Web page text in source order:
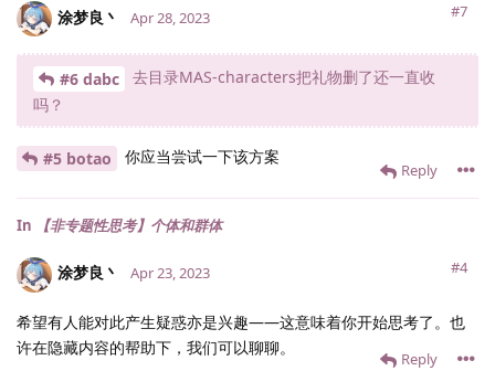
涂梦良丶 #7
Apr 28, 2023
#6 dabc
去目录MAS-characters把礼物删了还一直收
吗？
#5 botao 你应当尝试一下该方案
Reply
In 【非专题性思考】个体和群体
涂梦良丶 #4
Apr 23, 2023
希望有人能对此产生疑惑亦是兴趣——这意味着你开始思考了。也
许在隐藏内容的帮助下，我们可以聊聊。
Reply